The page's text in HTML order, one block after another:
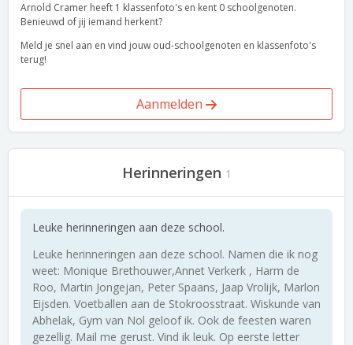
Arnold Cramer heeft 1 klassenfoto's en kent 0 schoolgenoten.
Benieuwd of jij iemand herkent?
Meld je snel aan en vind jouw oud-schoolgenoten en klassenfoto's
terug!
Aanmelden
Herinneringen 1
Leuke herinneringen aan deze school.
Leuke herinneringen aan deze school. Namen die ik nog
weet: Monique Brethouwer,Annet Verkerk , Harm de
Roo, Martin Jongejan, Peter Spaans, Jaap Vrolijk, Marlon
Eijsden. Voetballen aan de Stokroosstraat. Wiskunde van
Abhelak, Gym van Nol geloof ik. Ook de feesten waren
gezellig. Mail me gerust. Vind ik leuk. Op eerste letter